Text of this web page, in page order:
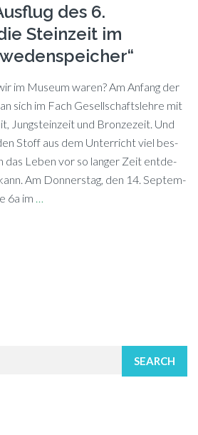
des 6.
Steinzeit im
im Mu­se­um wa­ren? Am An­fang der
sich im Fach Ge­sell­schafts­leh­re mit
Jung­stein­zeit und Bron­ze­zeit. Und
Stoff aus dem Un­ter­richt viel bes­
das Le­ben vor so lan­ger Zeit ent­de­
Am Don­ners­tag, den 14. Sep­tem­
6a im
SEARCH